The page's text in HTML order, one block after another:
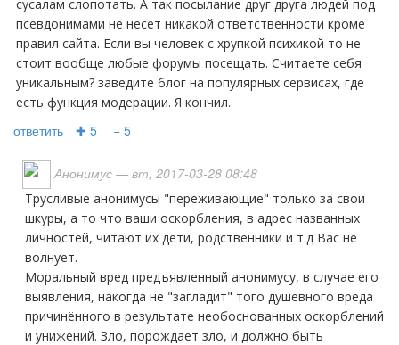
сусалам слопотать. А так посылание друг друга людей под
псевдонимами не несет никакой ответственности кроме
правил сайта. Если вы человек с хрупкой психикой то не
стоит вообще любые форумы посещать. Считаете себя
уникальным? заведите блог на популярных сервисах, где
есть функция модерации. Я кончил.
ответить ✚ 5 − 5
Анонимус — вт, 2017-03-28 08:48
трусливые анонимусы "переживающие" только за свои
шкуры, а то что ваши оскорбления, в адрес названных
личностей, читают их дети, родственники и т.д Вас не
волнует.
Моральный вред предъявленный анонимусу, в случае его
выявления, накогда не "загладит" того душевного вреда
причинённого в результате необоснованных оскорблений
и унижений. Зло, порождает зло, и должно быть